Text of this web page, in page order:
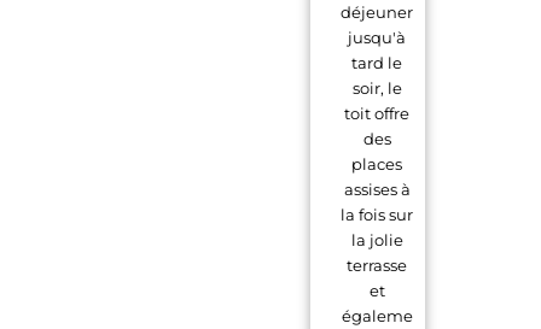
déjeuner
jusqu'à
tard le
soir, le
toit offre
des
places
assises à
la fois sur
la jolie
terrasse
et
égaleme